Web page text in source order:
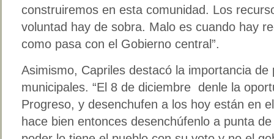
construiremos en esta comunidad. Los
voluntad hay de sobra. Malo es cuando hay
como pasa con el Gobierno central”.
Asimismo, Capriles destacó la importancia
municipales. “El 8 de diciembre denle la
Progreso, y desenchufen a los hoy están en
hace bien entonces desenchúfenlo a punta